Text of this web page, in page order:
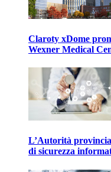
Claroty xDome
Wexner Medical
L’Autorità
di sicurezza